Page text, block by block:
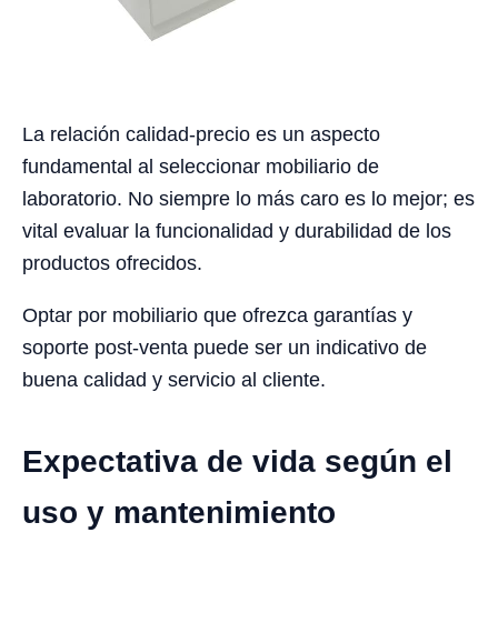
La relación calidad-precio es un aspecto
fundamental al seleccionar mobiliario de
laboratorio. No siempre lo más caro es lo mejor; es
vital evaluar la funcionalidad y durabilidad de los
productos ofrecidos.
Optar por mobiliario que ofrezca garantías y
soporte post-venta puede ser un indicativo de
buena calidad y servicio al cliente.
Expectativa de vida según el
uso y mantenimiento